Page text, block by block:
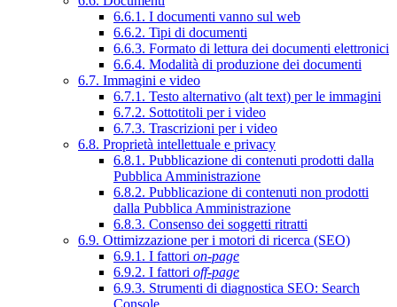
6.6.1. I documenti vanno sul web
6.6.2. Tipi di documenti
6.6.3. Formato di lettura dei documenti elettronici
6.6.4. Modalità di produzione dei documenti
6.7. Immagini e video
6.7.1. Testo alternativo (alt text) per le immagini
6.7.2. Sottotitoli per i video
6.7.3. Trascrizioni per i video
6.8. Proprietà intellettuale e privacy
6.8.1. Pubblicazione di contenuti prodotti dalla
Pubblica Amministrazione
6.8.2. Pubblicazione di contenuti non prodotti
dalla Pubblica Amministrazione
6.8.3. Consenso dei soggetti ritratti
6.9. Ottimizzazione per i motori di ricerca (SEO)
6.9.1. I fattori on-page
6.9.2. I fattori off-page
6.9.3. Strumenti di diagnostica SEO: Search
Console